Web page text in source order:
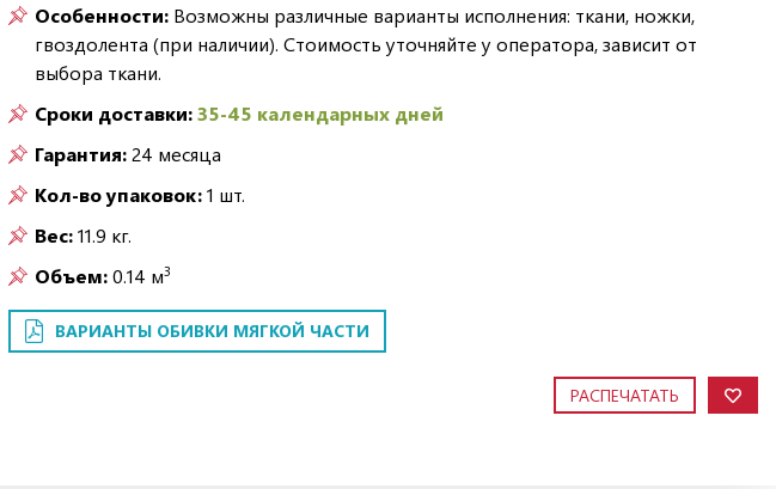
Особенности: Возможны различные варианты исполнения: ткани, ножки,
гвоздолента (при наличии). Стоимость уточняйте у оператора, зависит от
выбора ткани.
Сроки доставки:35-45 календарных дней
Гарантия:24 месяца
Кол-во упаковок:1 шт.
Вес:11.9 кг.
Объем:0.14 м3
ВАРИАНТЫ ОБИВКИ МЯГКОЙ ЧАСТИ
РАСПЕЧАТАТЬ